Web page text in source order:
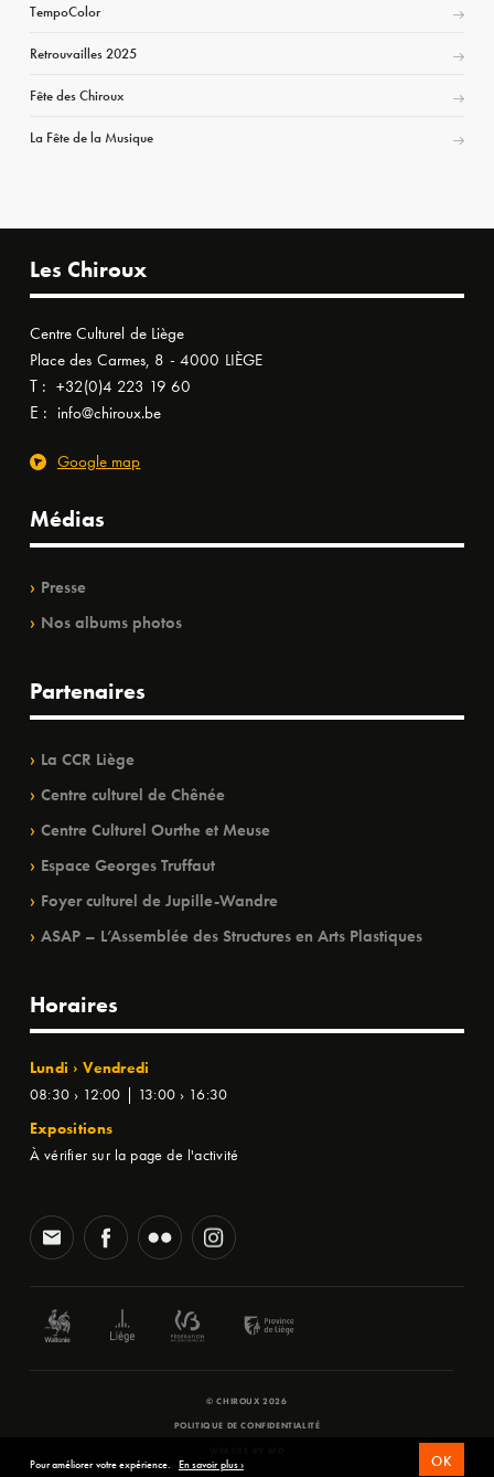
TempoColor
Retrouvailles 2025
Fête des Chiroux
La Fête de la Musique
Les Chiroux
Centre Culturel de Liège
Place des Carmes, 8 - 4000 LIÈGE
T : +32(0)4 223 19 60
E : info@chiroux.be
Google map
Médias
Presse
Nos albums photos
Partenaires
La CCR Liège
Centre culturel de Chênée
Centre Culturel Ourthe et Meuse
Espace Georges Truffaut
Foyer culturel de Jupille-Wandre
ASAP – L’Assemblée des Structures en Arts Plastiques
Horaires
Lundi › Vendredi
08:30 › 12:00 | 13:00 › 16:30
Expositions
À vérifier sur la page de l'activité
© CHIROUX 2026
POLITIQUE DE CONFIDENTIALITÉ
Pour améliorer votre expérience. En savoir plus › OK